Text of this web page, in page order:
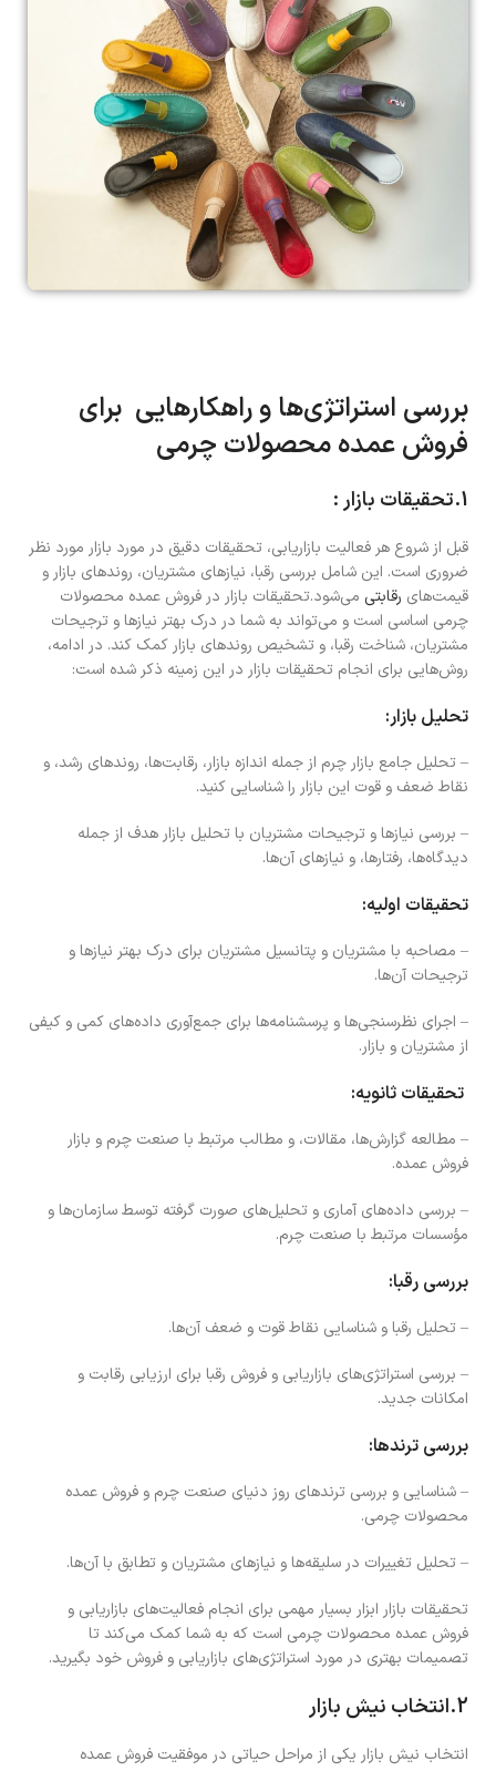
بررسی استراتژی‌ها و راهکارهایی برای
فروش عمده محصولات چرمی
1.تحقیقات بازار :
قبل از شروع هر فعالیت بازاریابی، تحقیقات دقیق در مورد بازار مورد نظر
ضروری است. این شامل بررسی رقبا، نیازهای مشتریان، روندهای بازار و
قیمت‌های رقابتی می‌شود.تحقیقات بازار در فروش عمده محصولات
چرمی اساسی است و می‌تواند به شما در درک بهتر نیازها و ترجیحات
مشتریان، شناخت رقبا، و تشخیص روندهای بازار کمک کند. در ادامه،
روش‌هایی برای انجام تحقیقات بازار در این زمینه ذکر شده است:
تحلیل بازار:
– تحلیل جامع بازار چرم از جمله اندازه بازار، رقابت‌ها، روندهای رشد، و
نقاط ضعف و قوت این بازار را شناسایی کنید.
– بررسی نیازها و ترجیحات مشتریان با تحلیل بازار هدف از جمله
دیدگاه‌ها، رفتارها، و نیازهای آن‌ها.
تحقیقات اولیه:
– مصاحبه با مشتریان و پتانسیل مشتریان برای درک بهتر نیازها و
ترجیحات آن‌ها.
– اجرای نظرسنجی‌ها و پرسشنامه‌ها برای جمع‌آوری داده‌های کمی و کیفی
از مشتریان و بازار.
تحقیقات ثانویه:
– مطالعه گزارش‌ها، مقالات، و مطالب مرتبط با صنعت چرم و بازار
فروش عمده.
– بررسی داده‌های آماری و تحلیل‌های صورت گرفته توسط سازمان‌ها و
مؤسسات مرتبط با صنعت چرم.
بررسی رقبا:
– تحلیل رقبا و شناسایی نقاط قوت و ضعف آن‌ها.
– بررسی استراتژی‌های بازاریابی و فروش رقبا برای ارزیابی رقابت و
امکانات جدید.
بررسی ترند‌ها:
– شناسایی و بررسی ترند‌های روز دنیای صنعت چرم و فروش عمده
محصولات چرمی.
– تحلیل تغییرات در سلیقه‌ها و نیازهای مشتریان و تطابق با آن‌ها.
تحقیقات بازار ابزار بسیار مهمی برای انجام فعالیت‌های بازاریابی و
فروش عمده محصولات چرمی است که به شما کمک می‌کند تا
تصمیمات بهتری در مورد استراتژی‌های بازاریابی و فروش خود بگیرید.
2.انتخاب نیش بازار
انتخاب نیش بازار یکی از مراحل حیاتی در موفقیت فروش عمده